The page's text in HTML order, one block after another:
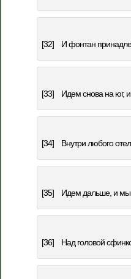
[32] И фонтан
[33] Идем снова на юг,
[34] Внутри любого
[35] Идем дальше, и мы
[36] Над головой